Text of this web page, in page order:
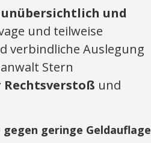
unübersichtlich und
und teilweise
verbindliche Auslegung
Stern
und
gegen geringe Geldauflage